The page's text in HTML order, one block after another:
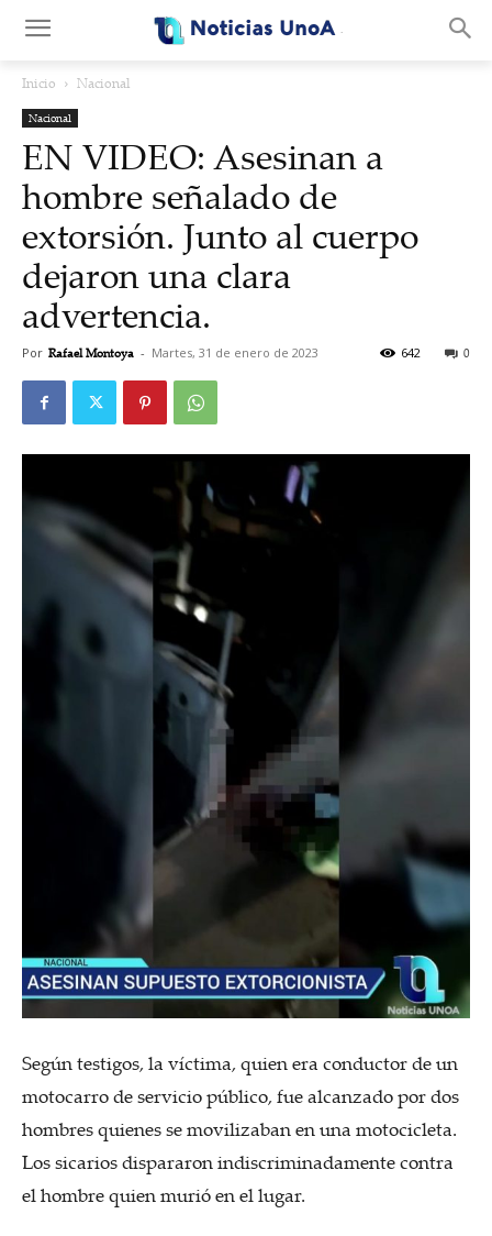
Inicio Nacional
Nacional
EN VIDEO: Asesinan a
hombre señalado de
extorsión. Junto al cuerpo
dejaron una clara
advertencia.
Por Rafael Montoya - Martes, 31 de enero de 2023 0
642
Según testigos, la víctima, quien era conductor de un
motocarro de servicio público, fue alcanzado por dos
hombres quienes se movilizaban en una motocicleta.
Los sicarios dispararon indiscriminadamente contra
el hombre quien murió en el lugar.